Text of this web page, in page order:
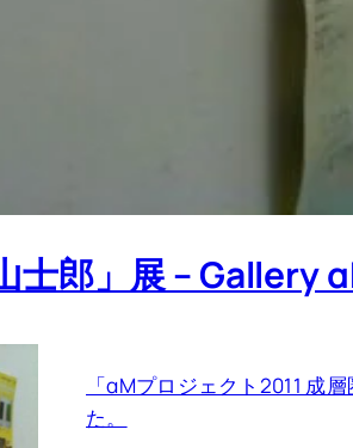
士郎」展 – Gallery
「αMプロジェクト2011 成
た。